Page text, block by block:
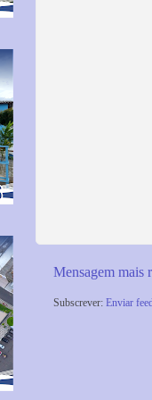
Mensagem mais
Subscrever: Enviar